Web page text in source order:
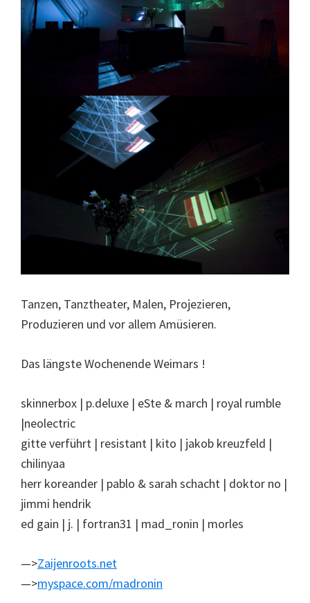
Tanzen, Tanztheater, Malen, Projezieren,
Produzieren und vor allem Amüsieren.
Das längste Wochenende Weimars !
skinnerbox | p.deluxe | eSte & march | royal rumble
|neolectric
gitte verführt | resistant | kito | jakob kreuzfeld |
chilinyaa
herr koreander | pablo & sarah schacht | doktor no |
jimmi hendrik
ed gain | j. | fortran31 | mad_ronin | morles
—>Zaijenroots.net
—>myspace.com/madronin